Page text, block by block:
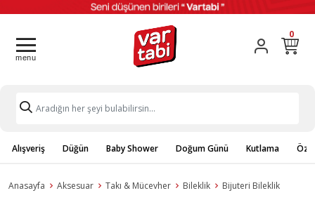
0
Alışveriş Düğün Baby Shower Doğum Günü Kutlama
Anasayfa Aksesuar Takı & Mücevher Bileklik Bijuteri Bileklik